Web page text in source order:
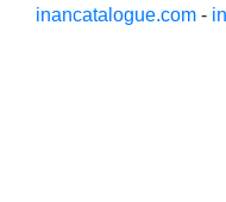
inancatalogue.com -